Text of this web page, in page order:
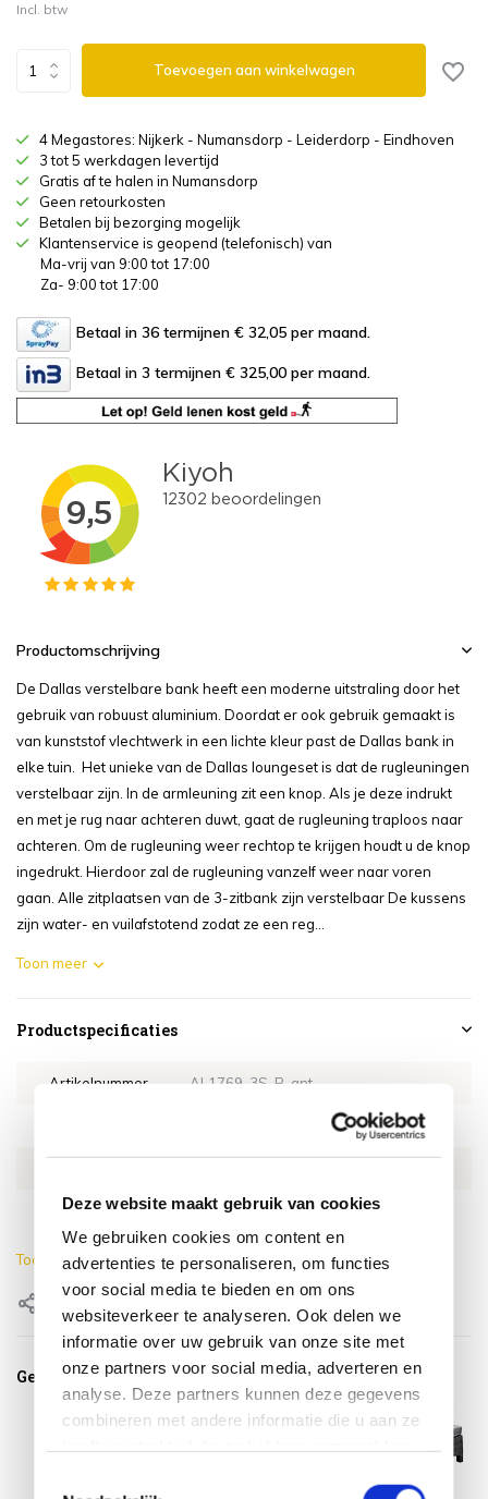
Deze website maakt gebruik van cookies
We gebruiken cookies om content en
advertenties te personaliseren, om functies
voor social media te bieden en om ons
websiteverkeer te analyseren. Ook delen we
informatie over uw gebruik van onze site met
onze partners voor social media, adverteren en
analyse. Deze partners kunnen deze gegevens
combineren met andere informatie die u aan ze
Incl. btw
Toevoegen aan winkelwagen
4 Megastores: Nijkerk - Numansdorp - Leiderdorp - Eindhoven
3 tot 5 werkdagen levertijd
Gratis af te halen in Numansdorp
Geen retourkosten
Betalen bij bezorging mogelijk
Klantenservice is geopend (telefonisch) van
Ma-vrij van 9:00 tot 17:00
Za- 9:00 tot 17:00
Betaal in 36 termijnen € 32,05 per maand.
Betaal in 3 termijnen € 325,00 per maand.
Productomschrijving
De Dallas verstelbare bank heeft een moderne uitstraling door het
gebruik van robuust aluminium. Doordat er ook gebruik gemaakt is
van kunststof vlechtwerk in een lichte kleur past de Dallas bank in
elke tuin. Het unieke van de Dallas loungeset is dat de rugleuningen
verstelbaar zijn. In de armleuning zit een knop. Als je deze indrukt
en met je rug naar achteren duwt, gaat de rugleuning traploos naar
achteren. Om de rugleuning weer rechtop te krijgen houdt u de knop
ingedrukt. Hierdoor zal de rugleuning vanzelf weer naar voren
gaan. Alle zitplaatsen van de 3-zitbank zijn verstelbaar De kussens
zijn water- en vuilafstotend zodat ze een reg...
Toon meer
Productspecificaties
Artikelnummer AL1769-3S-B-ant
Kleur Antraciet
Toon meer
Gerelateerde producten